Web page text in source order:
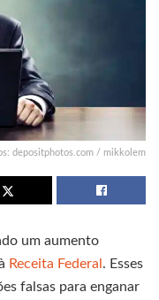
depositphotos.com / mikkolem
um aumento
Receita Federal . Esses
falsas para enganar